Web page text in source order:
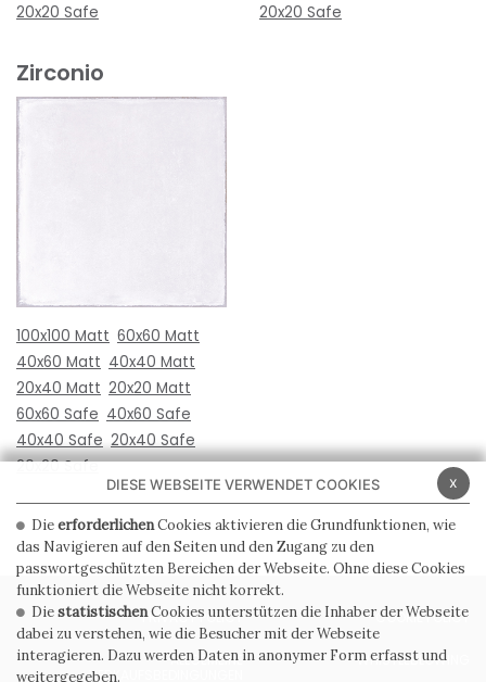
20x20 Safe
20x20 Safe
Zirconio
100x100 Matt 60x60 Matt
40x60 Matt 40x40 Matt
20x40 Matt 20x20 Matt
60x60 Safe 40x60 Safe
40x40 Safe 20x40 Safe
20x20 Safe
PRIVACY POLICY COOKIE POLICY
ALLGEMEINE
VERKAUFSBEDINGUNGEN
WHISTLEBLOWING
x
DIESE WEBSEITE VERWENDET COOKIES
DieerforderlichenCookies aktivieren die Grundfunktionen, wie
das Navigieren auf den Seiten und den Zugang zu den
passwortgeschützten Bereichen der Webseite. Ohne diese Cookies
funktioniert die Webseite nicht korrekt.
DiestatistischenCookies unterstützen die Inhaber der Webseite
dabei zu verstehen, wie die Besucher mit der Webseite
interagieren. Dazu werden Daten in anonymer Form erfasst und
weitergegeben.